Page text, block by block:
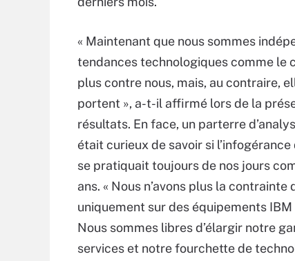
« Maintenant que nous sommes
tendances technologiques comme le
plus contre nous, mais, au contraire,
portent », a-t-il affirmé lors de la
résultats. En face, un parterre
était curieux de savoir si
se pratiquait toujours de nos jours
ans. « Nous n’avons plus la
uniquement sur des équipements
Nous sommes libres d’élargir notre
services et notre fourchette de